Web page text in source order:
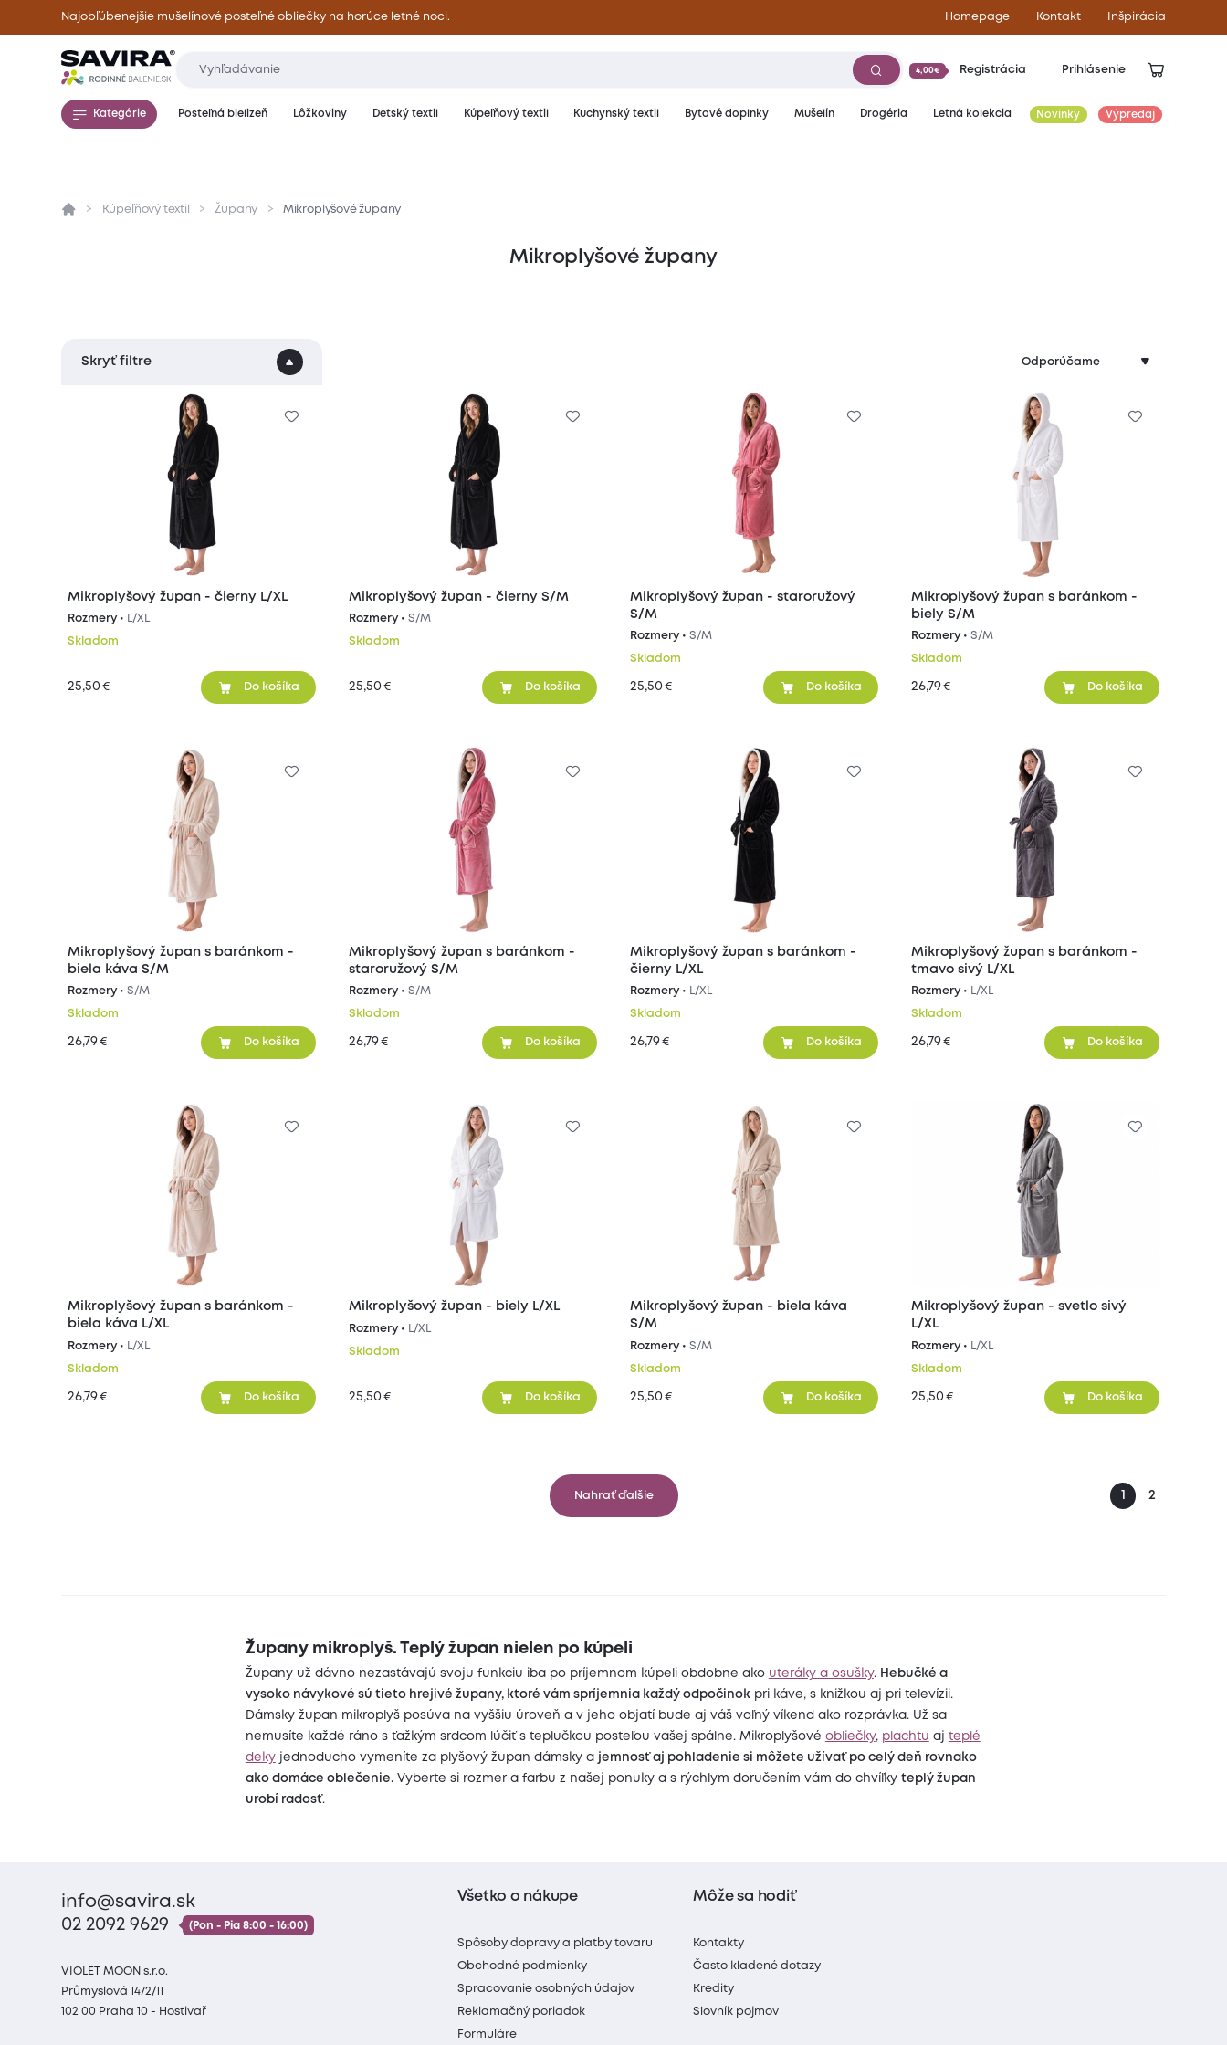
Najobľúbenejšie mušelínové posteľné obliečky na horúce letné noci. Homepage Kontakt Inšpirácia
4,00€ Registrácia Prihlásenie
Kategórie Posteľná bielizeň Lôžkoviny Detský textil Kúpeľňový textil Kuchynský textil Bytové doplnky Mušelín Drogéria Letná kolekcia Novinky Výpredaj
Kúpeľňový textil Župany Mikroplyšové župany
Mikroplyšové župany
Skryť filtre
Mikroplyšový župan - čierny L/XL
Rozmery • L/XL
Skladom
25,50 € Do košíka
Mikroplyšový župan - čierny S/M
Rozmery •S/M
Skladom
25,50 € Do košíka
Mikroplyšový župan - staroružový
S/M
Rozmery • S/M
Skladom
25,50 € Do košíka
Mikroplyšový župan s baránkom -
biely S/M
Rozmery • S/M
Skladom
26,79 € Do košíka
Mikroplyšový župan s baránkom -
biela káva S/M
Rozmery •S/M
Skladom
26,79€ Do košíka
Mikroplyšový župan s baránkom -
staroružový S/M
Rozmery •S/M
Skladom
26,79€ Do košíka
Mikroplyšový župan s baránkom -
čierny L/XL
Rozmery • L/XL
Skladom
26,79€ Do košíka
Mikroplyšový župan s baránkom -
tmavo sivý L/XL
Rozmery • L/XL
Skladom
26,79 € Do košíka
Mikroplyšový župan s baránkom -
biela káva L/XL
Rozmery • L/XL
Skladom
26,79€ Do košíka
Mikroplyšový župan - biely L/XL
Rozmery • L/XL
Skladom
25,50 € Do košíka
Mikroplyšový župan - biela káva
S/M
Rozmery • S/M
Skladom
25,50 € Do košíka
Mikroplyšový župan - svetlo sivý
L/XL
Rozmery • L/XL
Skladom
25,50 € Do košíka
Nahrať ďalšie 1 2
Župany mikroplyš. Teplý župan nielen po kúpeli
Župany už dávno nezastávajú svoju funkciu iba po príjemnom kúpeli obdobne ako uteráky a osušky. Hebučké a
vysoko návykové sú tieto hrejivé župany, ktoré vám spríjemnia každý odpočinok pri káve, s knižkou aj pri televízii.
Dámsky župan mikroplyš posúva na vyššiu úroveň a v jeho objatí bude aj váš voľný víkend ako rozprávka. Už sa
nemusíte každé ráno s ťažkým srdcom lúčiť s teplučkou posteľou vašej spálne. Mikroplyšové obliečky, plachtu aj teplé
dekyjednoducho vymeníte za plyšový župan dámsky a jemnosť aj pohladenie si môžete užívať po celý deň rovnako
ako domáce oblečenie.Vyberte si rozmer a farbu z našej ponuky a s rýchlym doručením vám do chvíľky teplý župan
urobí radosť.
info@savira.sk
02 2092 9629
(Pon - Pia 8:00 - 16:00)
VIOLET MOON s.r.o.
Průmyslová 1472/11
102 00 Praha 10 - Hostivař
Všetko o nákupe
Spôsoby dopravy a platby tovaru
Obchodné podmienky
Spracovanie osobných údajov
Reklamačný poriadok
Formuláre
Môže sa hodiť
Kontakty
Často kladené dotazy
Kredity
Slovník pojmov